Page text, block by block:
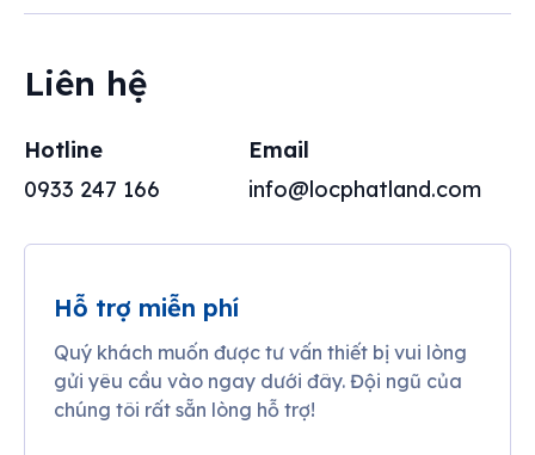
Liên hệ
Hotline
0933 247 166
Email
info@locphatland.com
Hỗ trợ miễn phí
Quý khách muốn được tư vấn thiết bị vui lòng
gửi yêu cầu vào ngay dưới đây. Đội ngũ của
chúng tôi rất sẵn lòng hỗ trợ!